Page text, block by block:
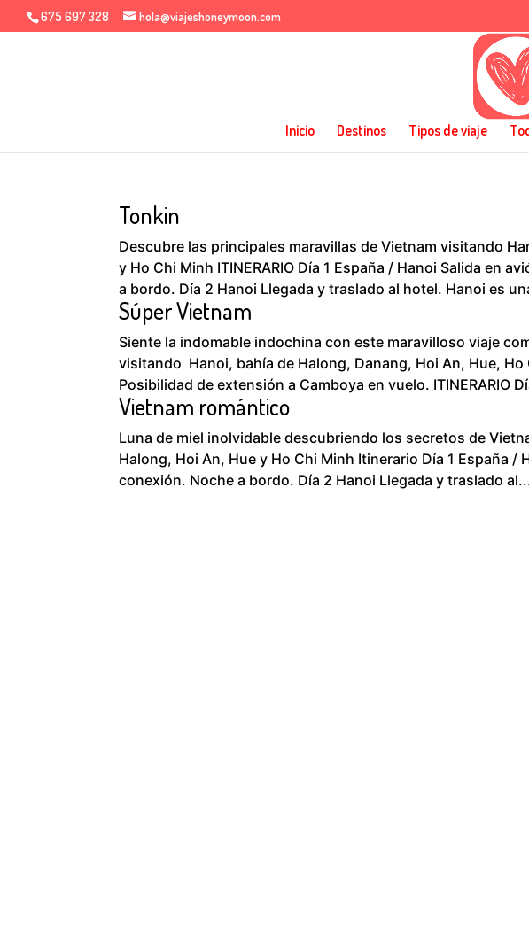
675 697 328 hola@viajeshoneymoon.com
Inicio Destinos Tipos de viaje
Tonkin
Descubre las principales maravillas de Vietnam visitando
y Ho Chi Minh ITINERARIO Día 1 España / Hanoi Salida en
a bordo. Día 2 Hanoi Llegada y traslado al hotel. Hanoi es
Súper Vietnam
Siente la indomable indochina con este maravilloso viaje
visitando Hanoi, bahía de Halong, Danang, Hoi An, Hue,
Posibilidad de extensión a Camboya en vuelo. ITINERARIO
Vietnam romántico
Luna de miel inolvidable descubriendo los secretos de
Halong, Hoi An, Hue y Ho Chi Minh Itinerario Día 1 España /
conexión. Noche a bordo. Día 2 Hanoi Llegada y traslado